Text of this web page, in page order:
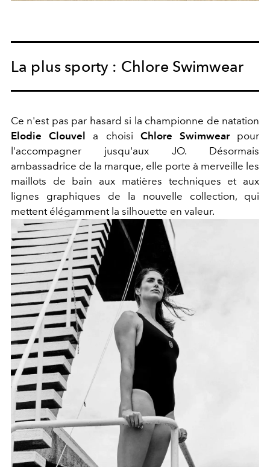
La plus sporty : Chlore Swimwear
Ce n'est pas par hasard si la championne de natation
Elodie Clouvel a choisi Chlore Swimwearpour
l'accompagner jusqu'aux JO. Désormais
ambassadrice de la marque, elle porte à merveille les
maillots de bain aux matières techniques et aux
lignes graphiques de la nouvelle collection, qui
mettent élégamment la silhouette en valeur.